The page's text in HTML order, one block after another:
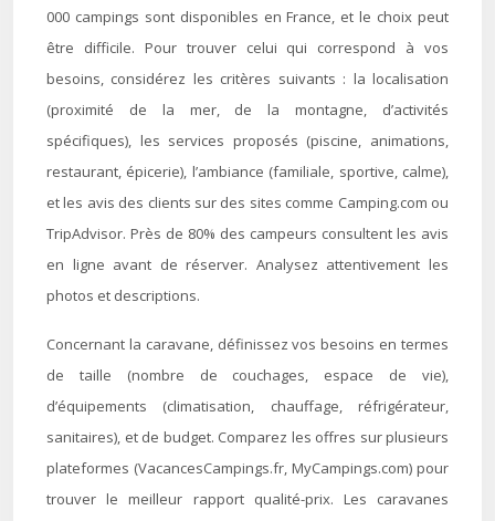
000 campings sont disponibles en France, et le choix peut
être difficile. Pour trouver celui qui correspond à vos
besoins, considérez les critères suivants : la localisation
(proximité de la mer, de la montagne, d’activités
spécifiques), les services proposés (piscine, animations,
restaurant, épicerie), l’ambiance (familiale, sportive, calme),
et les avis des clients sur des sites comme Camping.com ou
TripAdvisor. Près de 80% des campeurs consultent les avis
en ligne avant de réserver. Analysez attentivement les
photos et descriptions.
Concernant la caravane, définissez vos besoins en termes
de taille (nombre de couchages, espace de vie),
d’équipements (climatisation, chauffage, réfrigérateur,
sanitaires), et de budget. Comparez les offres sur plusieurs
plateformes (VacancesCampings.fr, MyCampings.com) pour
trouver le meilleur rapport qualité-prix. Les caravanes